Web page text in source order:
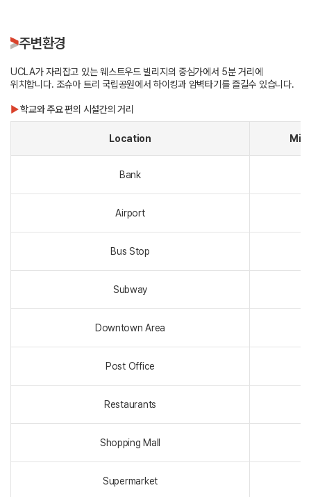
주변환경
UCLA가 자리잡고 있는 웨스트우드 빌리지의 중심가에서 5분 거리에
위치합니다. 조슈아 트리 국립공원에서 하이킹과 암벽타기를 즐길수 있습니다.
▶학교와 주요 편의 시설간의 거리
Location
Bank
Airport
Bus Stop
Subway
Downtown Area
Post Office
Restaurants
Shopping Mall
Supermarket